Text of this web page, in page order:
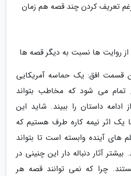
تعریف کردن چند قصه هم زمان
روایت ها نسبت به دیگر قصه ها
قسمت افق: یک حماسه آمریکایی
می شود که مخاطب بتواند
داستان را ببیند. شاید این
یک اثر نیمه کاره طرف هستیم که
آینده وابسته است تا بتواند
آثار دنباله دار این چنینی در
چرا که نمی توانند قصه هر